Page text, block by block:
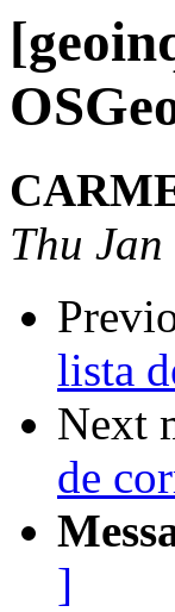
Thu
lista
Next
de
]